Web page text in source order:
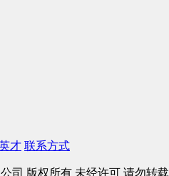
才 联系方式
司 版权所有 未经许可 请勿转载